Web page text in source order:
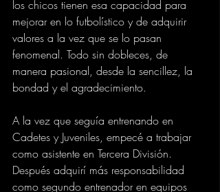
los chicos tienen esa capacidad para
mejorar en lo futbolístico y de adquirir
valores a la vez que se lo pasan
fenomenal. Todo sin dobleces, de
manera pasional, desde la sencillez, la
bondad y el agradecimiento.
A la vez que seguía entrenando en
Cadetes y Juveniles, empecé a trabajar
como asistente en Tercera División.
Después adquirí más responsabilidad
como segundo entrenador en equipos